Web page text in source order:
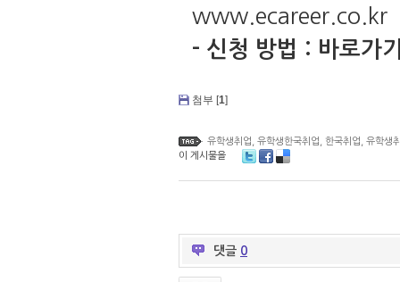
www.ecareer.co.kr
- 신청 방법 : 바로가
첨부 [1]
유학생취업 유학생한국취업 한국취업
유학생
이 게시물을
wi ce lici
댓글 0